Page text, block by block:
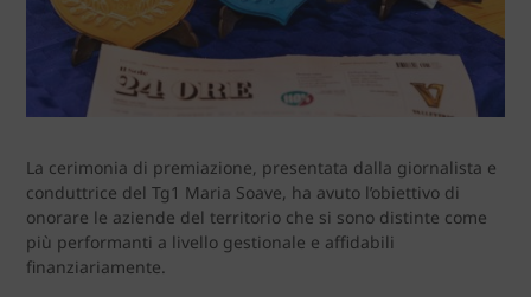
La cerimonia di premiazione, presentata dalla giornalista e
conduttrice del Tg1 Maria Soave, ha avuto l’obiettivo di
onorare le aziende del territorio che si sono distinte come
più performanti a livello gestionale e affidabili
finanziariamente.